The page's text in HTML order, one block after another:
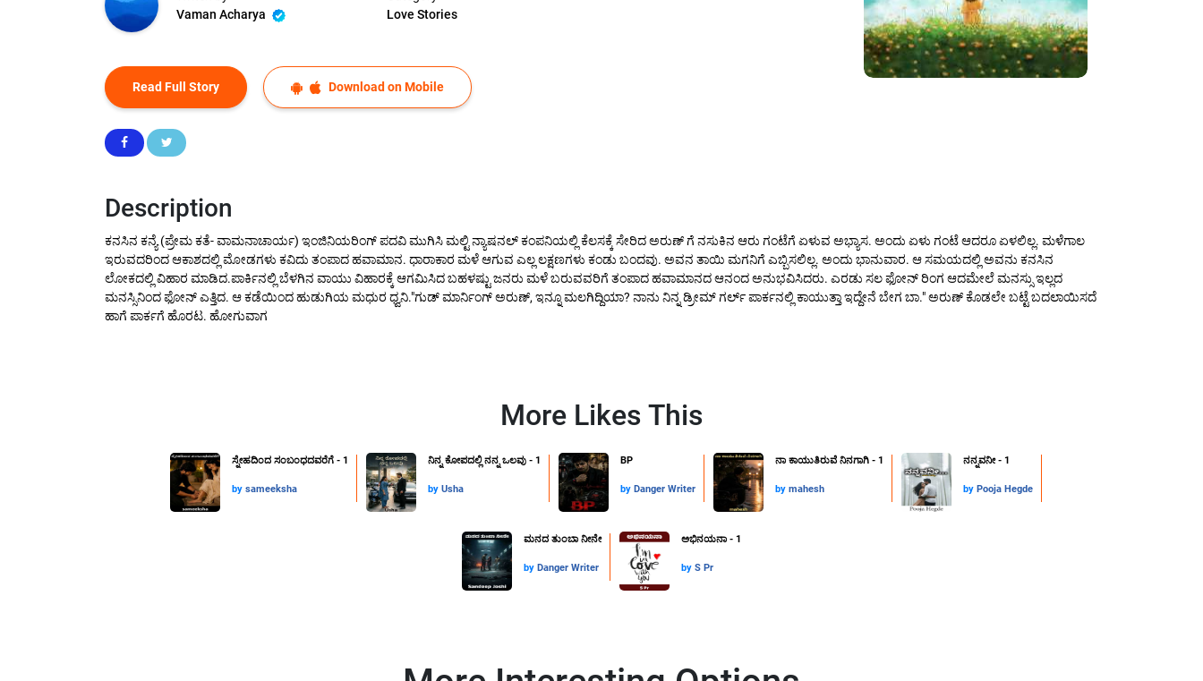
Vaman Acharya
Love Stories
Read Full Story Download on Mobile
Description
ಕನಸಿನ ಕನ್ಯೆ (ಪ್ರೇಮ ಕತೆ- ವಾಮನಾಚಾರ್ಯ) ಇಂಜಿನಿಯರಿಂಗ್ ಪದವಿ ಮುಗಿಸಿ ಮಲ್ಟಿ ನ್ಯಾಷನಲ್ ಕಂಪನಿಯಲ್ಲಿ ಕೆಲಸಕ್ಕೆ ಸೇರಿದ ಅರುಣ್ ಗೆ ನಸುಕಿನ ಆರು ಗಂಟೆಗೆ ಏಳುವ ಅಭ್ಯಾಸ. ಅಂದು ಏಳು ಗಂಟೆ ಆದರೂ ಏಳಲಿಲ್ಲ. ಮಳೆಗಾಲ
ಇರುವದರಿಂದ ಆಕಾಶದಲ್ಲಿ ಮೋಡಗಳು ಕವಿದು ತಂಪಾದ ಹವಾಮಾನ. ಧಾರಾಕಾರ ಮಳೆ ಆಗುವ ಎಲ್ಲ ಲಕ್ಷಣಗಳು ಕಂಡು ಬಂದವು. ಅವನ ತಾಯಿ ಮಗನಿಗೆ ಎಬ್ಬಿಸಲಿಲ್ಲ. ಅಂದು ಭಾನುವಾರ. ಆ ಸಮಯದಲ್ಲಿ ಅವನು ಕನಸಿನ
ಲೋಕದಲ್ಲಿ ವಿಹಾರ ಮಾಡಿದ.ಪಾರ್ಕಿನಲ್ಲಿ ಬೆಳಗಿನ ವಾಯು ವಿಹಾರಕ್ಕೆ ಆಗಮಿಸಿದ ಬಹಳಷ್ಟು ಜನರು ಮಳೆ ಬರುವವರಿಗೆ ತಂಪಾದ ಹವಾಮಾನದ ಆನಂದ ಅನುಭವಿಸಿದರು. ಎರಡು ಸಲ ಫೋನ್ ರಿಂಗ ಆದಮೇಲೆ ಮನಸ್ಸು ಇಲ್ಲದ
ಮನಸ್ಸಿನಿಂದ ಫೋನ್ ಎತ್ತಿದ. ಆ ಕಡೆಯಿಂದ ಹುಡುಗಿಯ ಮಧುರ ಧ್ವನಿ."ಗುಡ್ ಮಾರ್ನಿಂಗ್ ಅರುಣ್, ಇನ್ನೂ ಮಲಗಿದ್ದಿಯಾ? ನಾನು ನಿನ್ನ ಡ್ರೀಮ್ ಗರ್ಲ್ ಪಾರ್ಕನಲ್ಲಿ ಕಾಯುತ್ತಾ ಇದ್ದೇನೆ ಬೇಗ ಬಾ." ಅರುಣ್ ಕೊಡಲೇ ಬಟ್ಟೆ ಬದಲಾಯಿಸದೆ
ಹಾಗೆ ಪಾರ್ಕಗೆ ಹೊರಟ. ಹೋಗುವಾಗ
More Likes This
ಸ್ನೇಹದಿಂದ ಸಂಬಂಧದವರೆಗೆ - 1
by sameeksha
ನಿನ್ನ ಕೋಪದಲ್ಲಿ ನನ್ನ ಒಲವು - 1
by Usha
BP
by Danger Writer
ನಾ ಕಾಯುತಿರುವೆ ನಿನಗಾಗಿ - 1
by mahesh
ನನ್ನವನೀ - 1
by Pooja Hegde
ಮನದ ತುಂಬಾ ನೀನೇ
by Danger Writer
ಅಭಿನಯನಾ - 1
by S Pr